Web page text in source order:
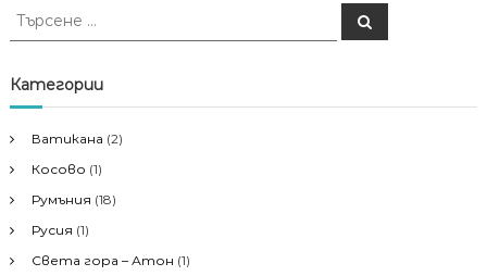
Т
с
е
е
з
а
Т
ъ
е
Категории
Ватикана (2)
Косово (1)
Румъния (18)
Русия (1)
Света гора – Атон (1)